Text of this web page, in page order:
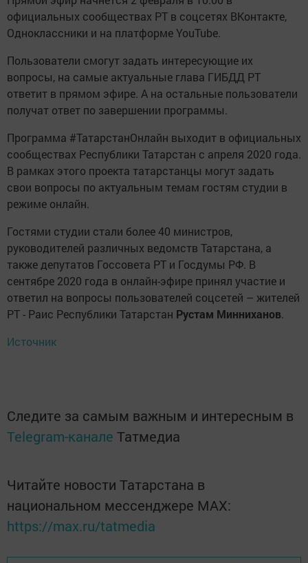
официальных сообществах РТ в соцсетях ВКонтакте,
Одноклассники и на платформе YouTube.
Пользователи смогут задать интересующие их
вопросы, на самые актуальные глава ГИБДД РТ
ответит в прямом эфире. А на остальные пользователи
получат ответ по завершении программы.
Программа #ТатарстанОнлайн выходит в официальных
сообществах Республики Татарстан с апреля 2020 года.
В рамках этого проекта татарстанцы могут задать
свои вопросы по актуальным темам гостям студии в
режиме онлайн.
Гостями студии стали более 40 министров,
руководителей различных ведомств Татарстана, а
также депутатов Госсовета РТ и Госдумы РФ. В
сентябре 2020 года в онлайн-эфире принял участие и
ответил на вопросы пользователей соцсетей – жителей
РТ - Раис Республики Татарстан Рустам Минниханов.
Источник
Следите за самым важным и интересным в
Telegram-канале Татмедиа
Читайте новости Татарстана в
национальном мессенджере MАХ:
https://max.ru/tatmedia